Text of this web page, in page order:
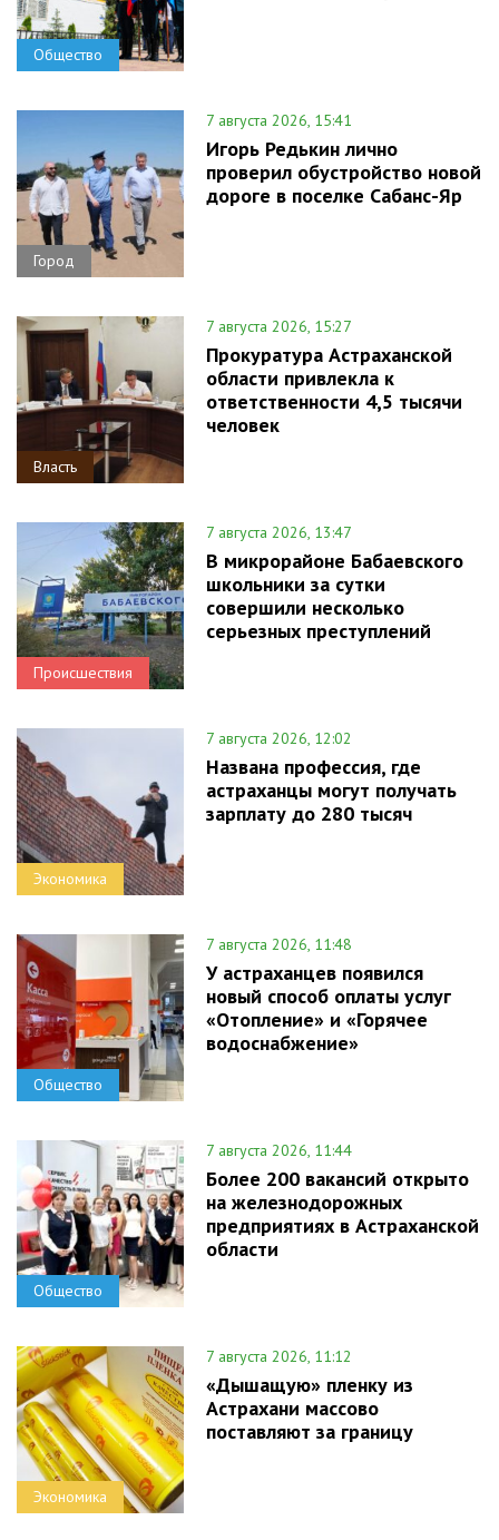
Общество
Город
7 августа 2026, 15:41
Игорь Редькин лично
проверил обустройство новой
дороге в поселке Сабанс-Яр
Власть
7 августа 2026, 15:27
Прокуратура Астраханской
области привлекла к
ответственности 4,5 тысячи
человек
Происшествия
7 августа 2026, 13:47
В микрорайоне Бабаевского
школьники за сутки
совершили несколько
серьезных преступлений
Экономика
7 августа 2026, 12:02
Названа профессия, где
астраханцы могут получать
зарплату до 280 тысяч
Общество
7 августа 2026, 11:48
У астраханцев появился
новый способ оплаты услуг
«Отопление» и «Горячее
водоснабжение»
Общество
7 августа 2026, 11:44
Более 200 вакансий открыто
на железнодорожных
предприятиях в Астраханской
области
Экономика
7 августа 2026, 11:12
«Дышащую» пленку из
Астрахани массово
поставляют за границу